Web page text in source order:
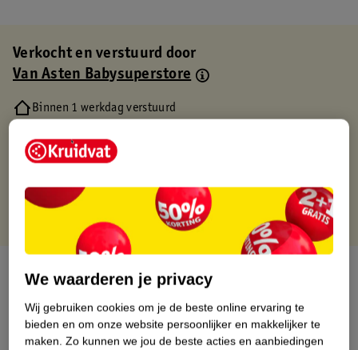
Verkocht en verstuurd door
Van Asten Babysuperstore
Binnen 1 werkdag verstuurd
Gratis retourneren via verkooppartner.
Gratis punten met je Kruidvat kaart
Over dit product
Productinformatie
We waarderen je privacy
Wij gebruiken cookies om je de beste online ervaring te
bieden en om onze website persoonlijker en makkelijker te
maken. Zo kunnen we jou de beste acties en aanbiedingen